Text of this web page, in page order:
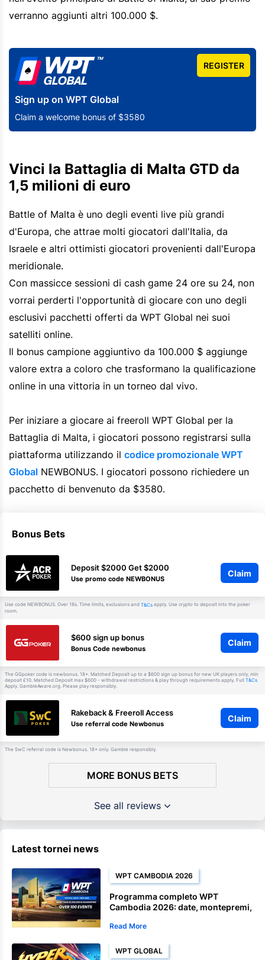
verranno aggiunti altri 100.000 $.
Sign up on WPT Global
Claim a welcome bonus of $3580
REGISTER
Vinci la Battaglia di Malta GTD da
1,5 milioni di euro
Battle of Malta è uno degli eventi live più grandi
d'Europa, che attrae molti giocatori dall'Italia, da
Israele e altri ottimisti giocatori provenienti dall'Europa
meridionale.
Con massicce sessioni di cash game 24 ore su 24, non
vorrai perderti l'opportunità di giocare con uno degli
esclusivi pacchetti offerti da WPT Global nei suoi
satelliti online.
Il bonus campione aggiuntivo da 100.000 $ aggiunge
valore extra a coloro che trasformano la qualificazione
online in una vittoria in un torneo dal vivo.
Per iniziare a giocare ai freeroll WPT Global per la
Battaglia di Malta, i giocatori possono registrarsi sulla
piattaforma utilizzando il codice promozionale WPT
Global NEWBONUS. I giocatori possono richiedere un
pacchetto di benvenuto da $3580.
Bonus Bets
Deposit $2000 Get $2000
Use promo code NEWBONUS
Claim
Use code NEWBONUS. Over 18s. Time limits, exclusions and T&Cs apply. Use crypto to deposit into the poker
room.
$600 sign up bonus
Bonus Code newbonus
Claim
The GGpoker code is newbonus. 18+. Matched Deposit up to a $600 sign up bonus for new UK players only, min
deposit £10. Matched Deposit max $600 - withdrawal restrictions & play through requirements apply. Full T&Cs
Apply. GambleAware.org. Please play responsibly.
Rakeback & Freeroll Access
Use referral code Newbonus
Claim
The SwC referral code is Newbonus. 18+ only. Gamble responsibly.
MORE BONUS BETS
See all reviews
Latest tornei news
WPT CAMBODIA 2026
Programma completo WPT
Cambodia 2026: date, montepremi,
campionato
Read More
WPT GLOBAL